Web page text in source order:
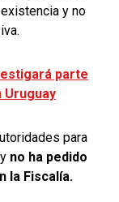
y no
parte
Uruguay
para
no ha pedido
la Fiscalía.